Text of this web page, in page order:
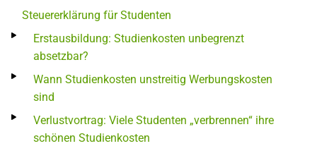
Steuererklärung für Studenten
Erstausbildung: Studienkosten unbegrenzt
absetzbar?
Wann Studienkosten unstreitig Werbungskosten
sind
Verlustvortrag: Viele Studenten „verbrennen“ ihre
schönen Studienkosten